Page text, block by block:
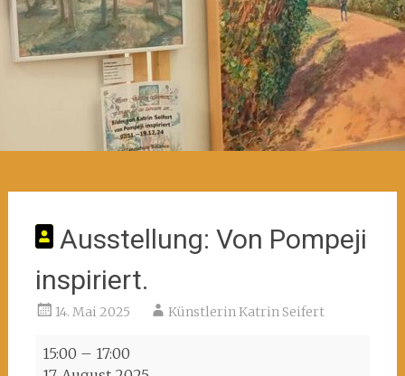
Ausstellung: Von Pompeji
inspiriert.
14. Mai 2025 Künstlerin Katrin Seifert
Ausstellung:
Von
15:00 – 17:00